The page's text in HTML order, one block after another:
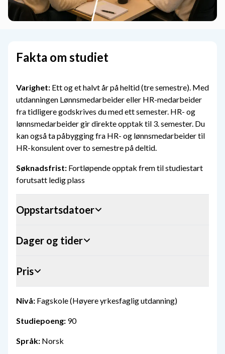
Fakta om studiet
Varighet: Ett og et halvt år på heltid (tre semestre). Med
utdanningen Lønnsmedarbeider eller HR-medarbeider
fra tidligere godskrives du med ett semester. HR- og
lønnsmedarbeider gir direkte opptak til 3. semester. Du
kan også ta påbygging fra HR- og lønnsmedarbeider til
HR-konsulent over to semestre på deltid.
Søknadsfrist: Fortløpende opptak frem til studiestart
forutsatt ledig plass
Oppstartsdatoer
Dager og tider
Pris
Nivå: Fagskole (Høyere yrkesfaglig utdanning)
Studiepoeng: 90
Språk: Norsk